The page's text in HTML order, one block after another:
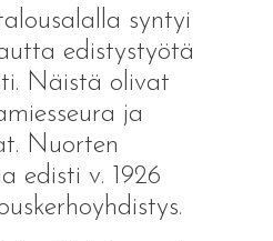
syntyi
edistystyötä
Näistä olivat
ja
Nuorten
edisti v. 1926